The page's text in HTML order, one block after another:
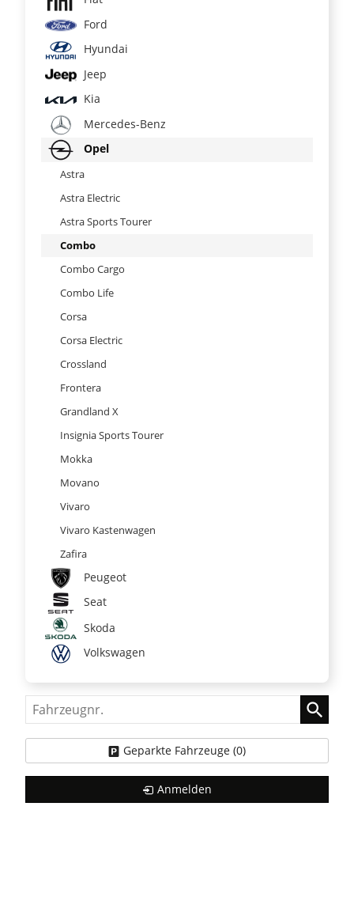
Ford
Hyundai
Jeep
Kia
Mercedes-Benz
Opel
Astra
Astra Electric
Astra Sports Tourer
Combo
Combo Cargo
Combo Life
Corsa
Corsa Electric
Crossland
Frontera
Grandland X
Insignia Sports Tourer
Mokka
Movano
Vivaro
Vivaro Kastenwagen
Zafira
Peugeot
Seat
Skoda
Volkswagen
Fahrzeugnr.
Geparkte Fahrzeuge (0)
Anmelden